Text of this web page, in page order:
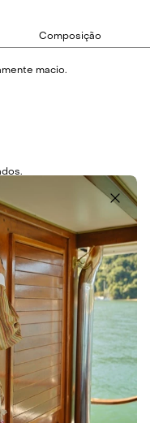
Composição
macio.
marrom para look
e 1% Elastano.
70cm.
72cm.
74cm.
76cm.